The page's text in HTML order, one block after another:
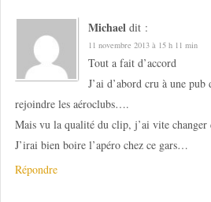
Michael dit :
11 novembre 2013 à 15 h 11 min
Tout a fait d’accord
J’ai d’abord cru à une
rejoindre les aéroclubs….
Mais vu la qualité du clip, j’ai vite
J’irai bien boire l’apéro chez ce gars…
Répondre